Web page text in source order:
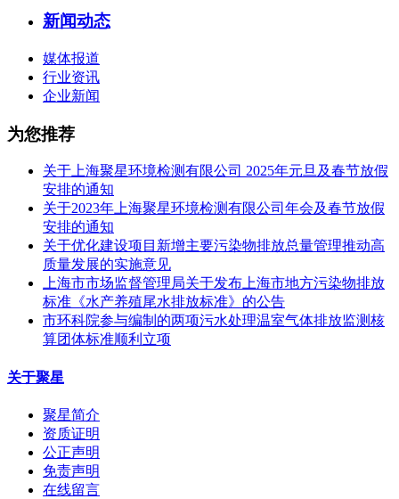
新闻动态
媒体报道
行业资讯
企业新闻
为您推荐
关于上海聚星环境检测有限公司 2025年元旦及春节放假
安排的通知
关于2023年上海聚星环境检测有限公司年会及春节放假
安排的通知
关于优化建设项目新增主要污染物排放总量管理推动高
质量发展的实施意见
上海市市场监督管理局关于发布上海市地方污染物排放
标准《水产养殖尾水排放标准》的公告
市环科院参与编制的两项污水处理温室气体排放监测核
算团体标准顺利立项
关于聚星
聚星简介
资质证明
公正声明
免责声明
在线留言